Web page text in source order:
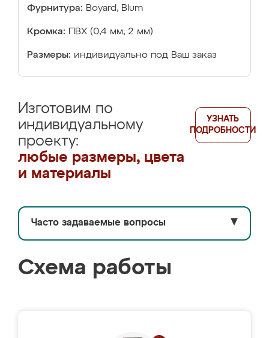
Фурнитура: Boyard, Blum
Кромка: ПВХ (0,4 мм, 2 мм)
Размеры: индивидуально под Ваш заказ
Изготовим по
индивидуальному
проекту:
любые размеры, цвета
и материалы
УЗНАТЬ
ПОДРОБНОСТИ
Часто задаваемые вопросы ▼
Схема работы